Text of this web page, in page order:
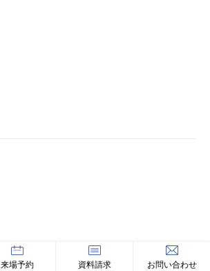
来場予約 資料請求 お問い合わせ